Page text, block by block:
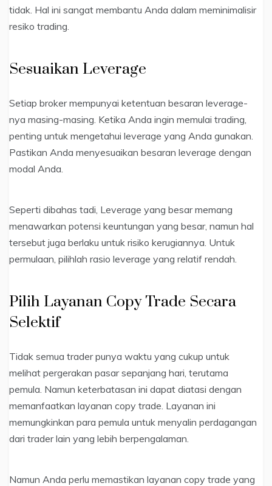
tidak. Hal ini sangat membantu Anda dalam meminimalisir
resiko trading.
Sesuaikan Leverage
Setiap broker mempunyai ketentuan besaran leverage-
nya masing-masing. Ketika Anda ingin memulai trading,
penting untuk mengetahui leverage yang Anda gunakan.
Pastikan Anda menyesuaikan besaran leverage dengan
modal Anda.
Seperti dibahas tadi, Leverage yang besar memang
menawarkan potensi keuntungan yang besar, namun hal
tersebut juga berlaku untuk risiko kerugiannya. Untuk
permulaan, pilihlah rasio leverage yang relatif rendah.
Pilih Layanan Copy Trade Secara
Selektif
Tidak semua trader punya waktu yang cukup untuk
melihat pergerakan pasar sepanjang hari, terutama
pemula. Namun keterbatasan ini dapat diatasi dengan
memanfaatkan layanan copy trade. Layanan ini
memungkinkan para pemula untuk menyalin perdagangan
dari trader lain yang lebih berpengalaman.
Namun Anda perlu memastikan layanan copy trade yang